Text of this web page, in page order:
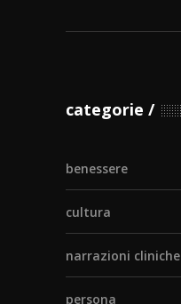
categorie
benessere
cultura
narrazioni cliniche
persona